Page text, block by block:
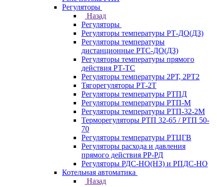
Регуляторы
Назад
Регуляторы
Регуляторы температуры РТ-ДО(ДЗ)
Регуляторы температуры
дистанционные РТС-ДО(ДЗ)
Регуляторы температуры прямого
действия РТ-ТС
Регуляторы температуры 2РТ, 2РT2
Тягорегуляторы РТ-2Т
Регуляторы температуры РТПД
Регуляторы температуры РТП-M
Регуляторы температуры РТП-32-2М
Терморегуляторы РТП 32-65 / РТП 50-
70
Регуляторы температуры РТЦГВ
Регуляторы расхода и давления
прямого действия РР-РД
Регуляторы РДС-НО(НЗ) и РПДС-НО
Котельная автоматика
Назад